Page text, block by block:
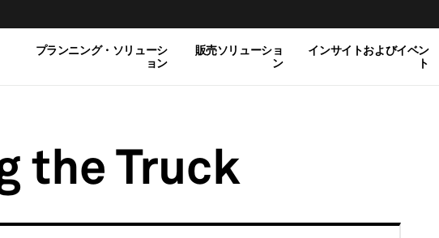
プランニング・ソリューシ
ョン
販売ソリューショ
ン
インサイトおよびイベン
ト
the Truck